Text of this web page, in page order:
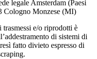
legale Amsterdam (Paesi
Cologno Monzese (MI)
e/o riprodotti è
di sistemi di
fatto divieto espresso di